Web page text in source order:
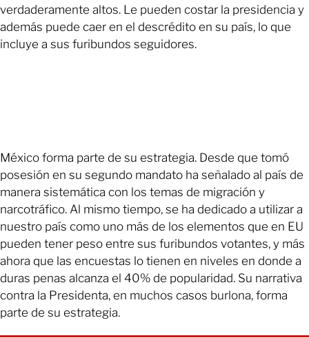
verdaderamente altos. Le pueden costar la presidencia y
además puede caer en el descrédito en su país, lo que
incluye a sus furibundos seguidores.
México forma parte de su estrategia. Desde que tomó
posesión en su segundo mandato ha señalado al país de
manera sistemática con los temas de migración y
narcotráfico. Al mismo tiempo, se ha dedicado a utilizar a
nuestro país como uno más de los elementos que en EU
pueden tener peso entre sus furibundos votantes, y más
ahora que las encuestas lo tienen en niveles en donde a
duras penas alcanza el 40% de popularidad. Su narrativa
contra la Presidenta, en muchos casos burlona, forma
parte de su estrategia.